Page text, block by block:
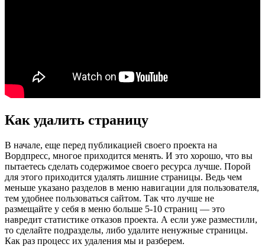
Как удалить страницу
В начале, еще перед публикацией своего проекта на
Вордпресс, многое приходится менять. И это хорошо, что вы
пытаетесь сделать содержимое своего ресурса лучше. Порой
для этого приходится удалять лишние страницы. Ведь чем
меньше указано разделов в меню навигации для пользователя,
тем удобнее пользоваться сайтом. Так что лучше не
размещайте у себя в меню больше 5-10 страниц — это
навредит статистике отказов проекта. А если уже разместили,
то сделайте подразделы, либо удалите ненужные страницы.
Как раз процесс их удаления мы и разберем.